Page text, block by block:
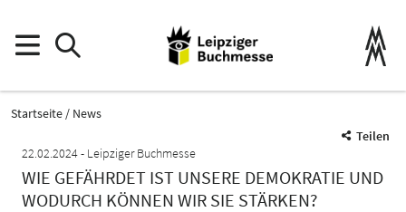
Startseite
News
Teilen
22.02.2024
Leipziger Buchmesse
WIE GEFÄHRDET IST UNSERE DEMOKRATIE UND
WODURCH KÖNNEN WIR SIE STÄRKEN?